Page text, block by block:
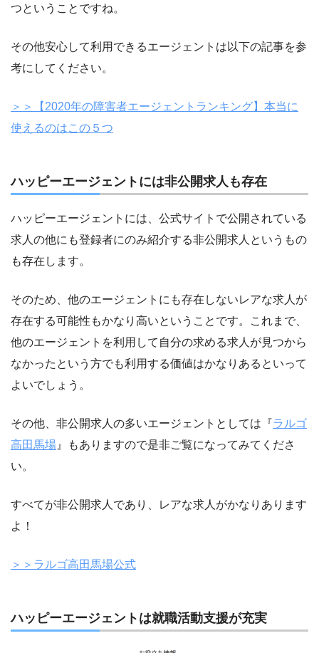
つということですね。
その他安心して利用できるエージェントは以下の記事を参
考にしてください。
＞＞【2020年の障害者エージェントランキング】本当に
使えるのはこの５つ
ハッピーエージェントには非公開求人も存在
ハッピーエージェントには、公式サイトで公開されている
求人の他にも登録者にのみ紹介する非公開求人というもの
も存在します。
そのため、他のエージェントにも存在しないレアな求人が
存在する可能性もかなり高いということです。これまで、
他のエージェントを利用して自分の求める求人が見つから
なかったという方でも利用する価値はかなりあるといって
よいでしょう。
その他、非公開求人の多いエージェントとしては『ラルゴ
高田馬場 』もありますので是非ご覧になってみてくださ
い。
すべてが非公開求人であり、レアな求人がかなりあります
よ！
＞＞ラルゴ高田馬場公式
ハッピーエージェントは就職活動支援が充実